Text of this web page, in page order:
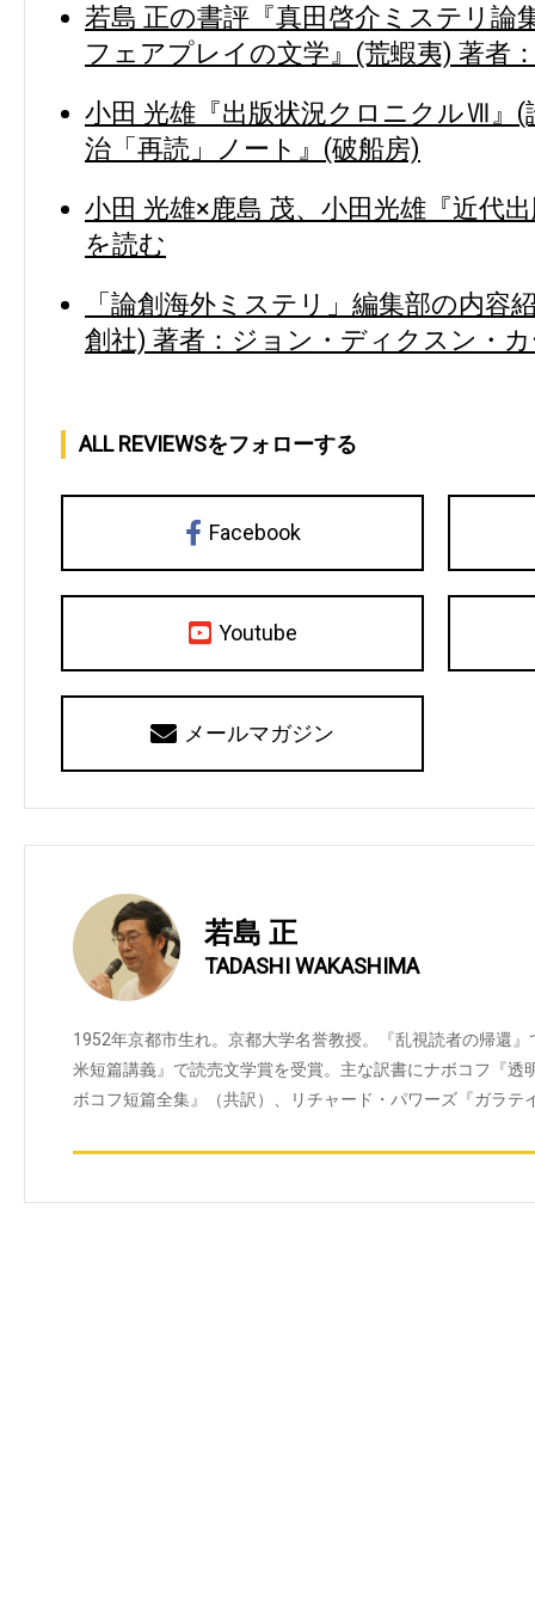
若島 正の書評『真田啓介ミステリ論
フェアプレイの文学』(荒蝦夷) 著者
小田 光雄『出版状況クロニクルⅦ』(
治「再読」ノート』(破船房)
小田 光雄×鹿島 茂、小田光雄『近代
を読む
「論創海外ミステリ」編集部の内容
創社) 著者：ジョン・ディクスン・
ALL REVIEWSをフォローする
Facebook
Youtube
メールマガジン
若島 正
TADASHI WAKASHIMA
1952年京都市生れ。京都大学名誉教授。『乱視読者の帰還
米短篇講義』で読売文学賞を受賞。主な訳書にナボコフ『透
ボコフ短篇全集』（共訳）、リチャード・パワーズ『ガラテ